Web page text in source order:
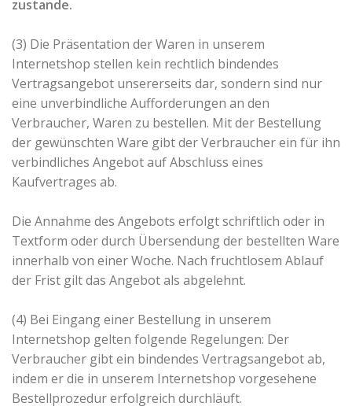
zustande.
(3) Die Präsentation der Waren in unserem
Internetshop stellen kein rechtlich bindendes
Vertragsangebot unsererseits dar, sondern sind nur
eine unverbindliche Aufforderungen an den
Verbraucher, Waren zu bestellen. Mit der Bestellung
der gewünschten Ware gibt der Verbraucher ein für ihn
verbindliches Angebot auf Abschluss eines
Kaufvertrages ab.
Die Annahme des Angebots erfolgt schriftlich oder in
Textform oder durch Übersendung der bestellten Ware
innerhalb von einer Woche. Nach fruchtlosem Ablauf
der Frist gilt das Angebot als abgelehnt.
(4) Bei Eingang einer Bestellung in unserem
Internetshop gelten folgende Regelungen: Der
Verbraucher gibt ein bindendes Vertragsangebot ab,
indem er die in unserem Internetshop vorgesehene
Bestellprozedur erfolgreich durchläuft.